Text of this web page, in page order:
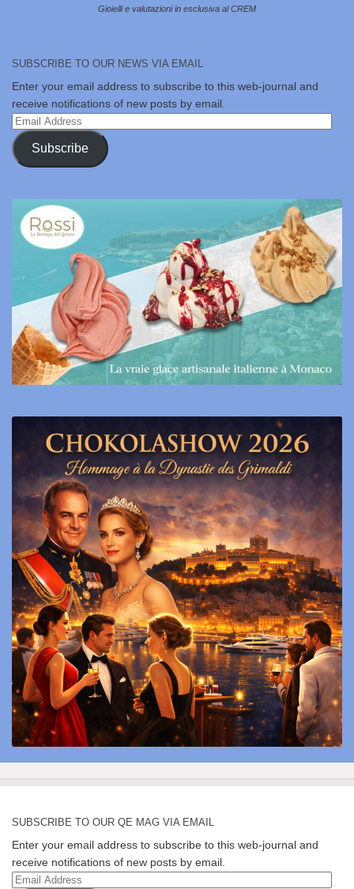
Gioielli e valutazioni in esclusiva al CREM
SUBSCRIBE TO OUR NEWS VIA EMAIL
Enter your email address to subscribe to this web-journal and
receive notifications of new posts by email.
Email
Address
Subscribe
SUBSCRIBE TO OUR QE MAG VIA EMAIL
Enter your email address to subscribe to this web-journal and
receive notifications of new posts by email.
Email